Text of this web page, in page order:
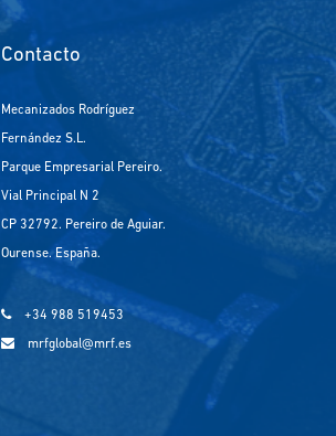
Contacto
Mecanizados Rodríguez
Fernández S.L.
Parque Empresarial Pereiro.
Vial Principal N 2
CP 32792. Pereiro de Aguiar.
Ourense. España.
+34 988 519453
mrfglobal@mrf.es